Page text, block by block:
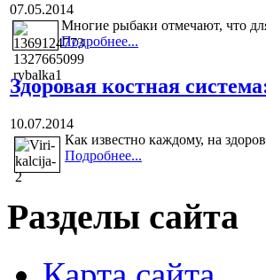
07.05.2014
Многие рыбаки отмечают, что
Подробнее...
Здоровая костная
10.07.2014
Как известно каждому, на
Подробнее...
Разделы сайта